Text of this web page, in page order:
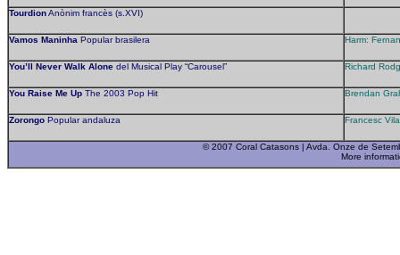
TourdionAnònim francès (s.XVI)
Vamos Maninha Popular brasilera Harm:
You’ll Never Walk Alone del Musical Play “Carousel” Richard
You Raise Me Up The 2003 Pop Hit Brendan
Zorongo Popular andaluza Francesc
© 2007 Coral Catasons | Avda. Onze de
More